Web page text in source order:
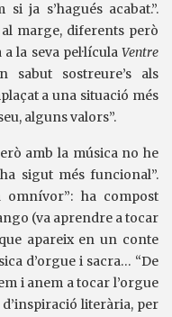
ja s’hagués acabat.”.
marge, diferents però
la seva pel·lícula Ventre
sostreure’s als
a una situació més
alguns valors”.
amb la música no he
sigut més funcional”.
omnívor”: ha compost
(va aprendre a tocar
apareix en un conte
d’orgue i sacra… “De
i anem a tocar l’orgue
d’inspiració literària, per